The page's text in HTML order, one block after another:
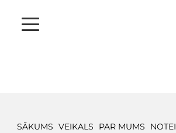
SĀKUMS VEIKALS PAR MUMS